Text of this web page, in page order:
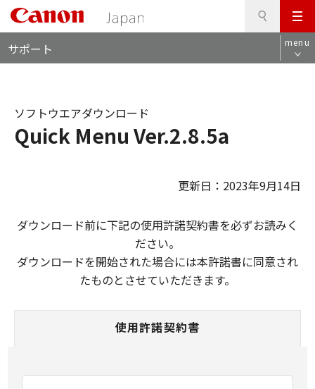
メ
ニ
ュ
サポート menu
Quick Menu Ver.2.8.5a
ソフトウエアダウンロード
更新日：2023年9月14日
ダウンロード前に下記の使用許諾契約書を必ずお読みく
ださい。
ダウンロードを開始された場合には本許諾書に同意され
たものとさせていただきます。
使用許諾契約書